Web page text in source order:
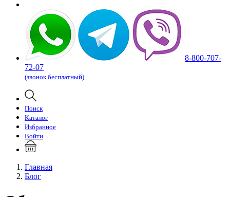
8-800-707-
72-07
(звонок бесплатный)
Поиск
Каталог
Избранное
Войти
Главная
Блог